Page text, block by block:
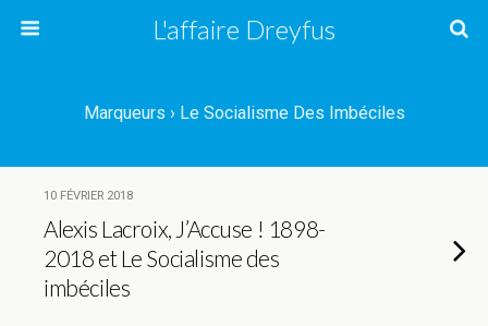
L'affaire Dreyfus
Marqueurs › Le Socialisme Des Imbéciles
10 FÉVRIER 2018
Alexis Lacroix, J’Accuse ! 1898-
2018 et Le Socialisme des
imbéciles